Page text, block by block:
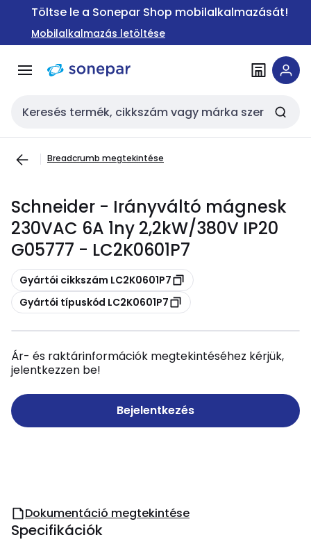
Ugrás a
Ugrás a
tartalomra
Töltse le a Sonepar Shop mobilalkalmazását!
Mobilalkalmazás letöltése
Keresési bemenet
Breadcrumb megtekintése
Schneider - Irányváltó mágnesk
230VAC 6A 1ny 2,2kW/380V IP20
G05777 - LC2K0601P7
Másolás
Gyártói cikkszám LC2K0601P7
Másolás
Gyártói típuskód LC2K0601P7
Ár- és raktárinformációk megtekintéséhez kérjük,
jelentkezzen be!
Bejelentkezés
Dokumentáció megtekintése
Specifikációk